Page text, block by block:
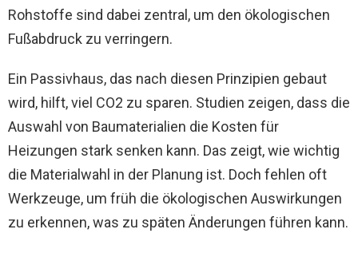
Rohstoffe sind dabei zentral, um den ökologischen
Fußabdruck zu verringern.
Ein Passivhaus, das nach diesen Prinzipien gebaut
wird, hilft, viel CO2 zu sparen. Studien zeigen, dass die
Auswahl von Baumaterialien die Kosten für
Heizungen stark senken kann. Das zeigt, wie wichtig
die Materialwahl in der Planung ist. Doch fehlen oft
Werkzeuge, um früh die ökologischen Auswirkungen
zu erkennen, was zu späten Änderungen führen kann.